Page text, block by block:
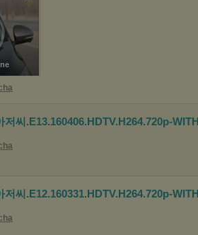
저씨.E13.160406.HDTV.H264.720p-WITH
저씨.E12.160331.HDTV.H264.720p-WITH